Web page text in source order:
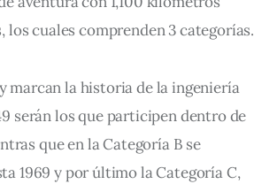
cuales comprenden 3 categorías.
marcan la historia de la ingeniería
serán los que participen dentro de
que en la Categoría B se
1969 y por último la Categoría C,